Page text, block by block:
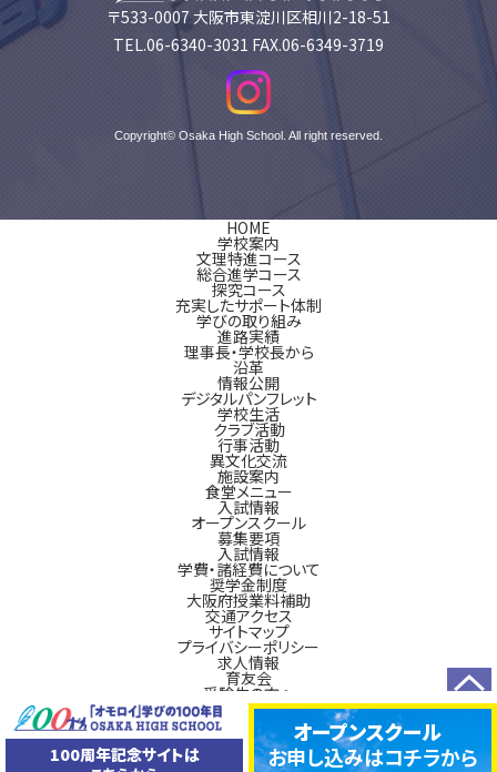
〒533-0007 大阪市東淀川区相川2-18-51
TEL.06-6340-3031 FAX.06-6349-3719
Copyright© Osaka High School. All right reserved.
HOME
学校案内
文理特進コース
総合進学コース
探究コース
充実したサポート体制
学びの取り組み
進路実績
理事長・学校長から
沿革
情報公開
デジタルパンフレット
学校生活
クラブ活動
行事活動
異文化交流
施設案内
食堂メニュー
入試情報
オープンスクール
募集要項
入試情報
学費・諸経費について
奨学金制度
大阪府授業料補助
交通アクセス
サイトマップ
プライバシーポリシー
求人情報
育友会
受験生の方へ
新入生の方へ
在校生の方へ
卒業生の方へ
100周年記念事業
100周年記念サイトは
オープンスクール
お申し込みはコチラから
TOP